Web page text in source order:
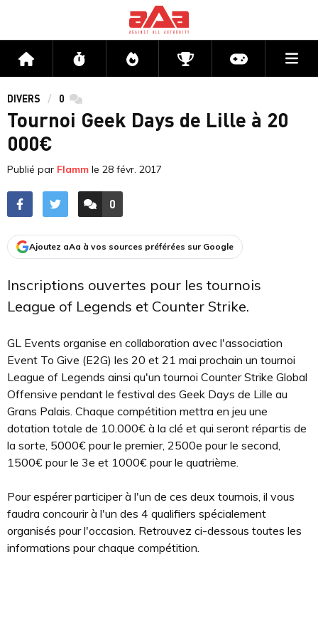
Accueil Flux Directs CompétitionsActu jeux
DIVERS 0 commentaires
Tournoi Geek Days de Lille à 20
000€
Publié par Flamm le 28 févr. 2017
ACCÉDER AUX
0
COMMENTAIRES
Ajoutez aAa à vos sources préférées sur Google
Inscriptions ouvertes pour les tournois
League of Legends et Counter Strike.
GL Events organise en collaboration avec l'association
Event To Give (E2G) les 20 et 21 mai prochain un tournoi
League of Legends ainsi qu'un tournoi Counter Strike Global
Offensive pendant le festival des Geek Days de Lille au
Grans Palais. Chaque compétition mettra en jeu une
dotation totale de 10.000€ à la clé et qui seront répartis de
la sorte, 5000€ pour le premier, 2500e pour le second,
1500€ pour le 3e et 1000€ pour le quatrième.
Pour espérer participer à l'un de ces deux tournois, il vous
faudra concourir à l'un des 4 qualifiers spécialement
organisés pour l'occasion. Retrouvez ci-dessous toutes les
informations pour chaque compétition.